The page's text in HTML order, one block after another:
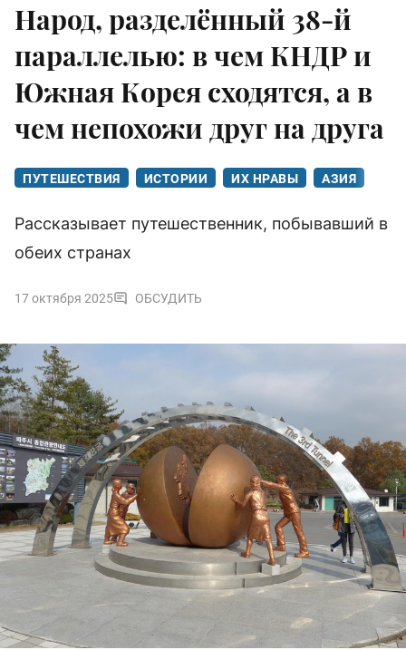
Народ, разделённый 38-й
параллелью: в чем КНДР и
Южная Корея сходятся, а в
чем непохожи друг на друга
ПУТЕШЕСТВИЯ ИСТОРИИ ИХ НРАВЫ АЗИЯ
Рассказывает путешественник, побывавший в
обеих странах
17 октября 2025 ОБСУДИТЬ